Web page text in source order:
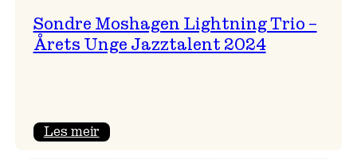
Sondre Moshagen Lightning Trio –
Årets Unge Jazztalent 2024
Les meir: